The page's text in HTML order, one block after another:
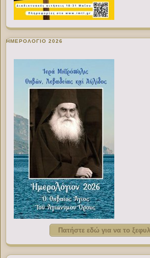
ΗΜΕΡΟΛΟΓΙΟ 2026
Πατήστε εδώ για να το